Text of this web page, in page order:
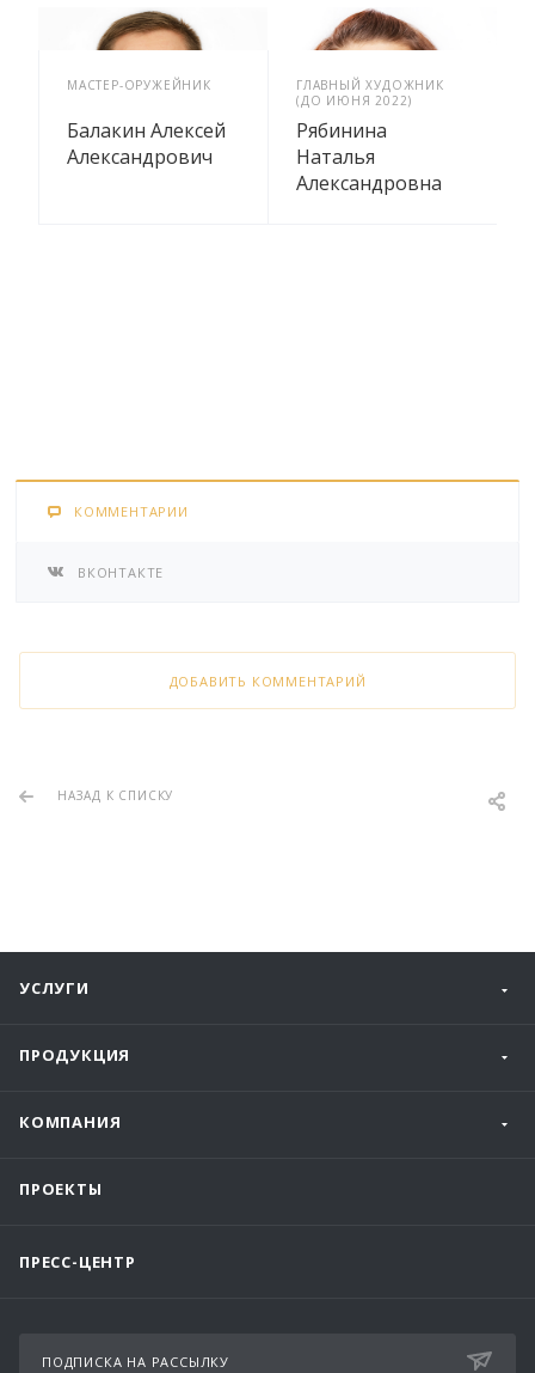
МАСТЕР-ОРУЖЕЙНИК
Балакин Алексей
Александрович
ГЛАВНЫЙ ХУДОЖНИК
(ДО ИЮНЯ 2022)
Рябинина
Наталья
Александровна
КОММЕНТАРИИ
ВКОНТАКТЕ
ДОБАВИТЬ КОММЕНТАРИЙ
НАЗАД К СПИСКУ
УСЛУГИ
ПРОДУКЦИЯ
КОМПАНИЯ
ПРОЕКТЫ
ПРЕСС-ЦЕНТР
ПОДПИСКА НА РАССЫЛКУ